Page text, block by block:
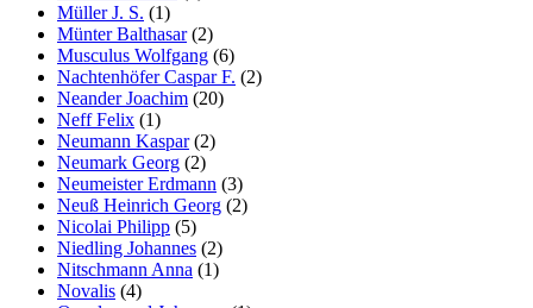
Müller J. S. (1)
Münter Balthasar(2)
Musculus Wolfgang (6)
Nachtenhöfer Caspar F. (2)
Neander Joachim (20)
Neff Felix (1)
Neumann Kaspar(2)
Neumark Georg (2)
Neumeister Erdmann (3)
Neuß Heinrich Georg (2)
Nicolai Philipp (5)
Niedling Johannes (2)
Nitschmann Anna (1)
Novalis (4)